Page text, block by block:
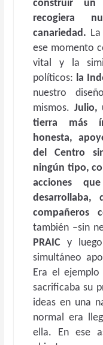
construir un
recogiera
canariedad.
ese momento
vital y la
políticos: la
nuestro
mismos. Julio,
tierra más
honesta,
del Centro
ningún tipo,
acciones
compañeros
también –sin
PRAIC y
simultáneo
Era el
sacrificaba su
ideas en una
normal era
ella. En ese